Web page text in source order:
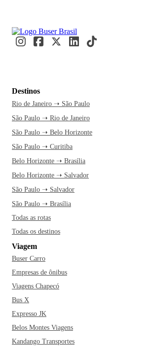
Destinos
Rio de Janeiro ➝ São Paulo
São Paulo ➝ Rio de Janeiro
São Paulo ➝ Belo Horizonte
São Paulo ➝ Curitiba
Belo Horizonte ➝ Brasília
Belo Horizonte ➝ Salvador
São Paulo ➝ Salvador
São Paulo ➝ Brasília
Todas as rotas
Todas os destinos
Viagem
Buser Carro
Empresas de ônibus
Viagens Chapecó
Bus X
Expresso JK
Belos Montes Viagens
Kandango Transportes